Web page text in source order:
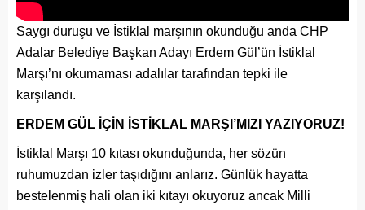
Saygı duruşu ve İstiklal marşının okunduğu anda CHP
Adalar Belediye Başkan Adayı Erdem Gül’ün İstiklal
Marşı’nı okumaması adalılar tarafından tepki ile
karşılandı.
ERDEM GÜL İÇİN İSTİKLAL MARŞI’MIZI YAZIYORUZ!
İstiklal Marşı 10 kıtası okunduğunda, her sözün
ruhumuzdan izler taşıdığını anlarız. Günlük hayatta
bestelenmiş hali olan iki kıtayı okuyoruz ancak Milli